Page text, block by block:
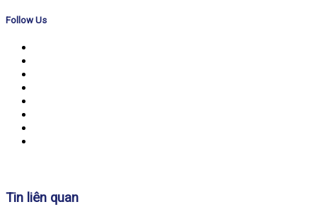
Follow Us
Tin liên quan